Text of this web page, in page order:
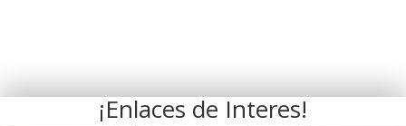
¡Enlaces de Interes!